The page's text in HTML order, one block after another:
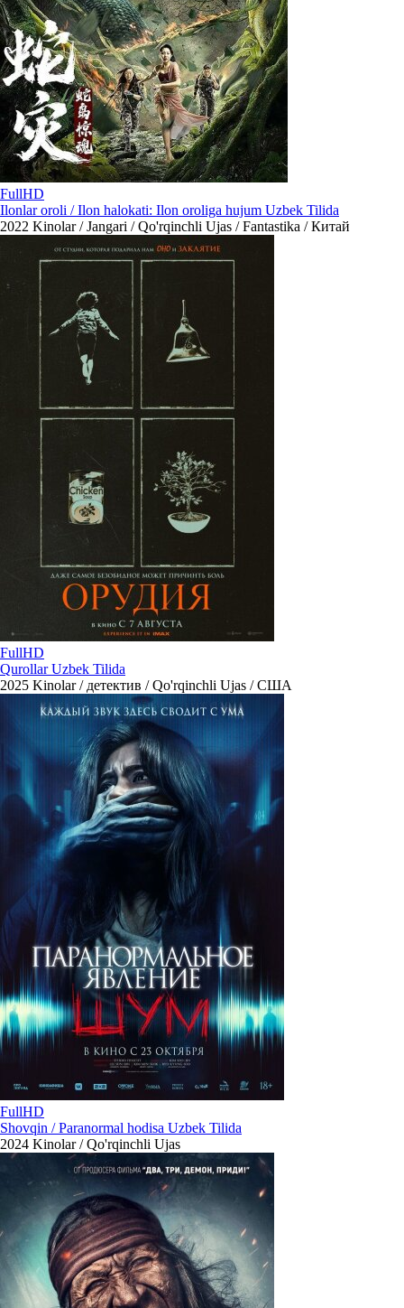
FullHD
Ilonlar oroli / Ilon halokati: Ilon oroliga hujum Uzbek Tilida
2022 Kinolar / Jangari / Qo'rqinchli Ujas / Fantastika / Китай
FullHD
Qurollar Uzbek Tilida
2025 Kinolar / детектив / Qo'rqinchli Ujas / США
FullHD
Shovqin / Paranormal hodisa Uzbek Tilida
2024 Kinolar / Qo'rqinchli Ujas